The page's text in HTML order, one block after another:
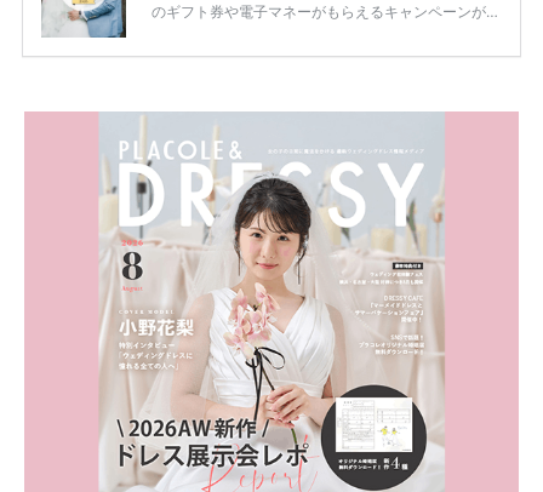
のギフト券や電子マネーがもらえるキャンペーンがあ
ため、比較せずに選ぶと損をしてしまうことも……。
内容：特典金額・条件・応募方法・注意点 「どこが
一番お得？」「プラコレの特典は？」といった疑問も
解決します。 まずは診断で候補を絞れる「ウェディ
ング診断」か、体験型 […]
続きを読む